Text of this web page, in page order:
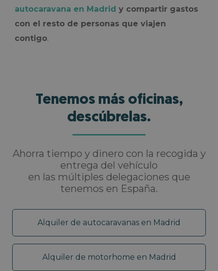
autocaravana en Madrid y compartir gastos
con el resto de personas que viajen
contigo.
Tenemos más oficinas,
descúbrelas.
Ahorra tiempo y dinero con la recogida y
entrega del vehículo
en las múltiples delegaciones que
tenemos en España.
Alquiler de autocaravanas en Madrid
Alquiler de motorhome en Madrid